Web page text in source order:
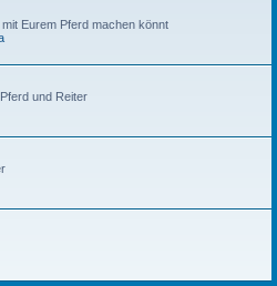
Eurem Pferd machen könnt
und Reiter